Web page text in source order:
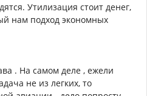
Утилизация стоит денег,
нам подход экономных
. На самом деле , ежели
не из легких, то